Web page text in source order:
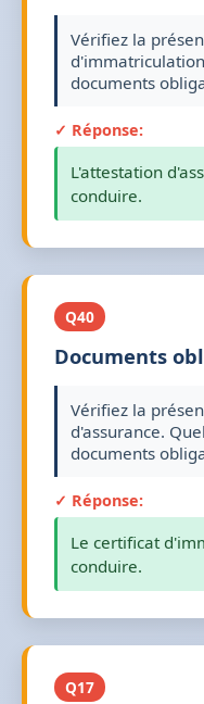
Vérifiez la
documents
✓ Réponse:
L'attestation
conduire.
Q40
Documents
Vérifiez la
d'assurance.
documents
✓ Réponse:
Le certificat
conduire.
Q17